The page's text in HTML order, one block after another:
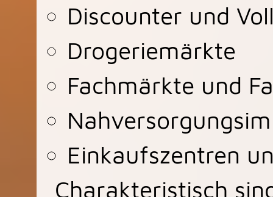
Discounter und
Drogeriemärkte
Fachmärkte und
Einkaufszentren
Charakteristisch